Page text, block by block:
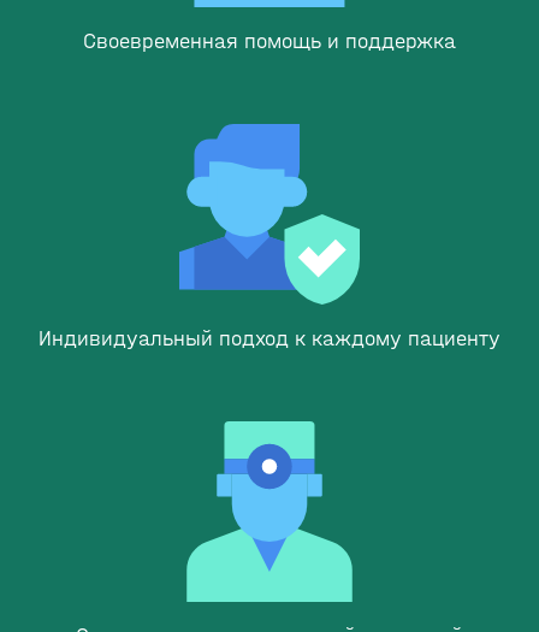
Своевременная помощь и поддержка
Индивидуальный подход к каждому пациенту